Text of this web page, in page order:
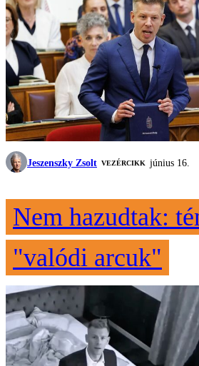
Jeszenszky Zsolt VEZÉRCIKK június 16.
Nem hazudtak:
"valódi arcuk"